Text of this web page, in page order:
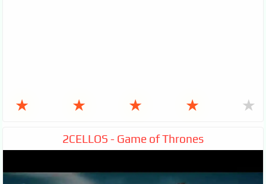
★ ★ ★ ★ ★
2CELLOS - Game of Thrones